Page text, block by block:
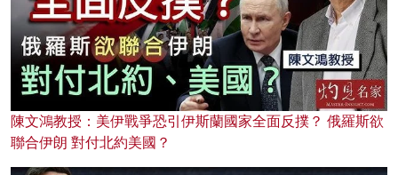
陳文鴻教授：美伊戰爭恐引伊斯蘭國家全面反撲？ 俄羅斯欲
聯合伊朗 對付北約美國？